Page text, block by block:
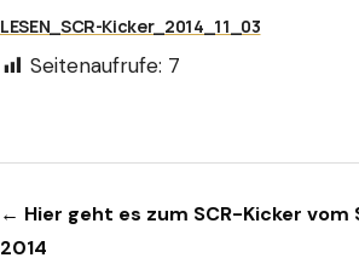
LESEN_SCR-Kicker_2014_11_03
Seitenaufrufe: 7
Beitragsnavigation
← Hier geht es zum SCR-Kicker
2014